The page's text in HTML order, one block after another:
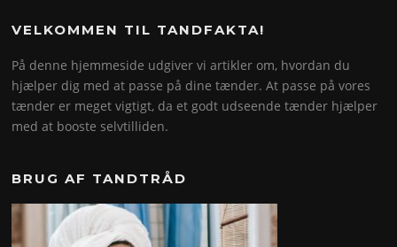
VELKOMMEN TIL TANDFAKTA!
På denne hjemmeside udgiver vi artikler om, hvordan du
hjælper dig med at passe på dine tænder. At passe på vores
tænder er meget vigtigt, da et godt udseende tænder hjælper
med at booste selvtilliden.
BRUG AF TANDTRÅD